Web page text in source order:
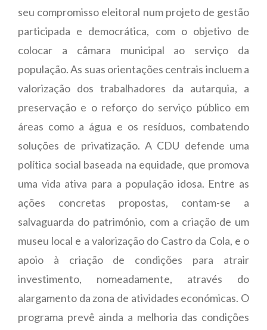
seu compromisso eleitoral num projeto de gestão
participada e democrática, com o objetivo de
colocar a câmara municipal ao serviço da
população. As suas orientações centrais incluem a
valorização dos trabalhadores da autarquia, a
preservação e o reforço do serviço público em
áreas como a água e os resíduos, combatendo
soluções de privatização. A CDU defende uma
política social baseada na equidade, que promova
uma vida ativa para a população idosa. Entre as
ações concretas propostas, contam-se a
salvaguarda do património, com a criação de um
museu local e a valorização do Castro da Cola, e o
apoio à criação de condições para atrair
investimento, nomeadamente, através do
alargamento da zona de atividades económicas. O
programa prevê ainda a melhoria das condições